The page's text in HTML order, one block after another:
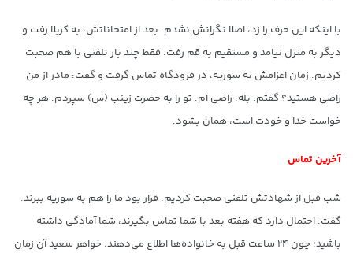
با اینکه این حرف را زد، اصلا نگرانش نشدم. بعد از امتحاناتش، به کربلا رفت و
دیگر به منزل نیامد و مستقیم به قم رفت. فقط چند بار تلفنی با هم صحبت
کردیم. زمان اعزامش به سوریه، در فرودگاه تماس گرفت و گفت: مادر از من
راضی هستید؟ گفتم: بله. راضی ام. تو را به حضرت زینب (س) سپردم. هر چه
خواست خدا و خودت است، همان بشود.
آخرین تماس
شب قبل از شهادتش تلفنی صحبت کردیم. قرار بود ما را هم به سوریه ببرند.
گفت: احتمال دارد که هفته بعد با شما تماس بگیرند، شما آمادگی داشته
باشید؛ چون ۲۴ ساعت قبل به خانواده‌ها اطلاع می‌دهند. خواهر سعید آن زمان